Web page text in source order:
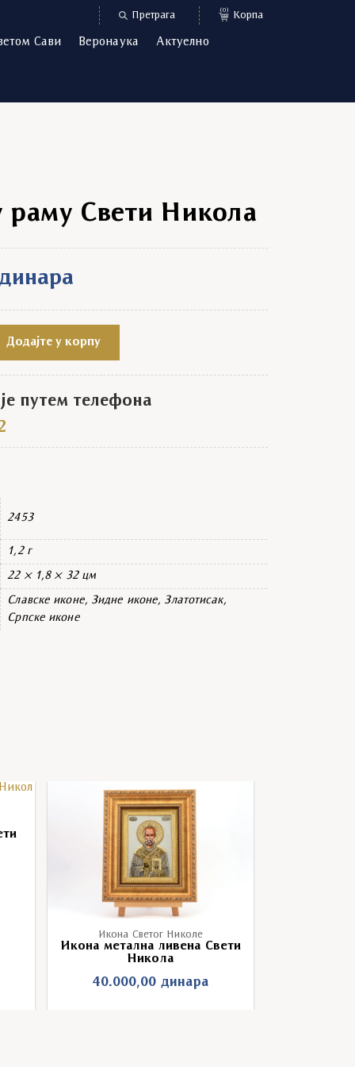
Претрага (0) Корпа
Сави Веронаука Актуелно
раму Свети Никола
Никола quantity
Додајте у корпу
путем телефона
2453
1,2 г
22 × 1,8 × 32 цм
Славске иконе, Зидне иконе, Златотисак,
Српске иконе
Икона Светог Николе
Икона метална ливена Свети
Никола
40.000,00 динара